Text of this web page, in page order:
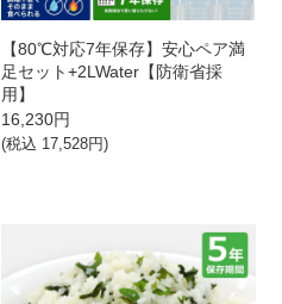
【80℃対応7年保存】安心ペア満
足セット+2LWater【防衛省採
用】
16,230円
(税込 17,528円)